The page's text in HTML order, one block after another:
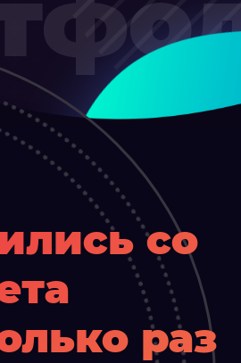
со
раз